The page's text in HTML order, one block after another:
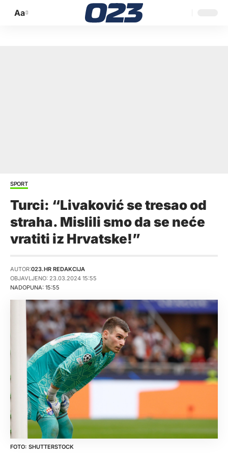
Promijeni
Aa
SPORT
Turci: “Livaković se tresao od
straha. Mislili smo da se neće
vratiti iz Hrvatske!”
NADOPUNA: 15:55
AUTOR:023.HR REDAKCIJA
OBJAVLJENO: 23.03.2024 15:55
SHUTTERSTOCK